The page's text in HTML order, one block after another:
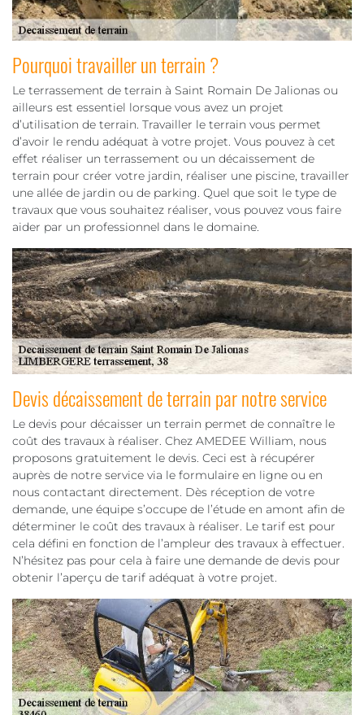
Pourquoi travailler un terrain ?
Le terrassement de terrain à Saint Romain De Jalionas ou
ailleurs est essentiel lorsque vous avez un projet
d’utilisation de terrain. Travailler le terrain vous permet
d’avoir le rendu adéquat à votre projet. Vous pouvez à cet
effet réaliser un terrassement ou un décaissement de
terrain pour créer votre jardin, réaliser une piscine, travailler
une allée de jardin ou de parking. Quel que soit le type de
travaux que vous souhaitez réaliser, vous pouvez vous faire
aider par un professionnel dans le domaine.
Devis décaissement de terrain par notre service
Le devis pour décaisser un terrain permet de connaître le
coût des travaux à réaliser. Chez AMEDEE William, nous
proposons gratuitement le devis. Ceci est à récupérer
auprès de notre service via le formulaire en ligne ou en
nous contactant directement. Dès réception de votre
demande, une équipe s’occupe de l’étude en amont afin de
déterminer le coût des travaux à réaliser. Le tarif est pour
cela défini en fonction de l’ampleur des travaux à effectuer.
N’hésitez pas pour cela à faire une demande de devis pour
obtenir l’aperçu de tarif adéquat à votre projet.